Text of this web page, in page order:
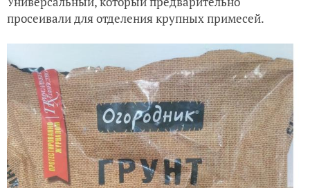
просеивали для отделения крупных примесей.